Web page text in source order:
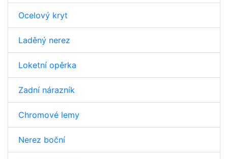
Ocelový kryt
Laděný nerez
Loketní opěrka
Zadní nárazník
Chromové lemy
Nerez boční